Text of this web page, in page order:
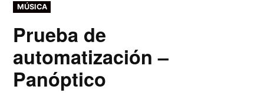
POSTED
IN
MÚSICA
Prueba de
automatización –
Panóptico